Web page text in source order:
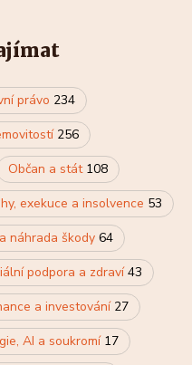
právo 234
256
Občan a stát 108
exekuce a insolvence 53
náhrada škody 64
podpora a zdraví43
a investování 27
AI a soukromí 17